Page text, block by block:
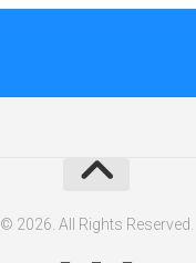
© 2026. All Rights Reserved.